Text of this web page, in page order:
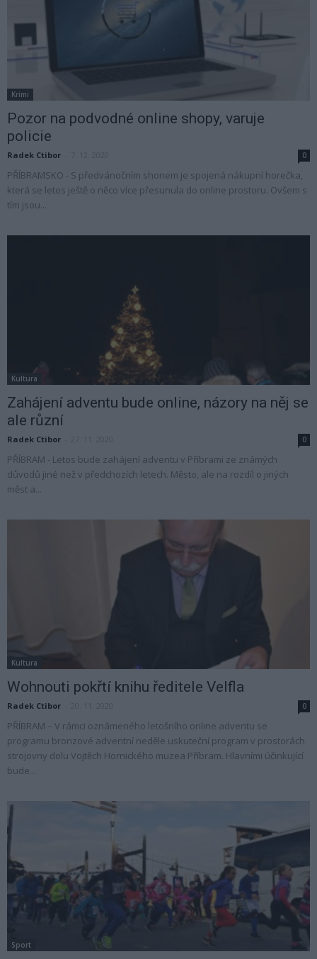
Krimi
Pozor na podvodné online shopy, varuje
policie
Radek Ctibor 0
PŘÍBRAMSKO - S předvánočním shonem je spojená nákupní horečka,
která se letos ještě o něco více přesunula do online prostoru. Ovšem s
tím jsou...
Kultura
Zahájení adventu bude online, názory na něj se
ale různí
Radek Ctibor 0
PŘÍBRAM - Letos bude zahájení adventu v Příbrami ze známých
důvodů jiné než v předchozích letech. Město, ale na rozdíl o jiných
měst a...
Kultura
Wohnouti pokřtí knihu ředitele Velfla
Radek Ctibor 0
PŘÍBRAM – V rámci oznámeného letošního online adventu se
programu bronzové adventní neděle uskuteční program v prostorách
strojovny dolu Vojtěch Hornického muzea Příbram. Hlavními účinkující
bude...
Sport